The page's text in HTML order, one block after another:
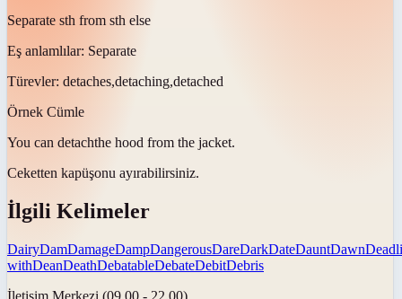
Separate sth from sth else
Eş anlamlılar: Separate
Türevler: detaches,detaching,detached
Örnek Cümle
You can detachthe hood from the jacket.
Ceketten kapüşonu ayırabilirsiniz.
İlgili Kelimeler
DairyDamDamageDampDangerousDareDarkDateDauntDawn
withDeanDeathDebatableDebateDebitDebris
İletişim Merkezi (09.00 - 22.00)